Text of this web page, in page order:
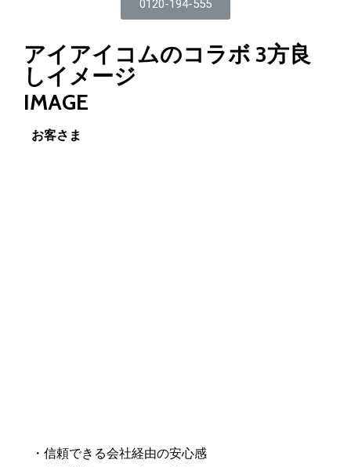
0120-194-555
アイアイコムのコラボ 3方良
しイメージ
IMAGE
お客さま
・信頼できる会社経由の安心感